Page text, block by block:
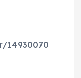
14930070